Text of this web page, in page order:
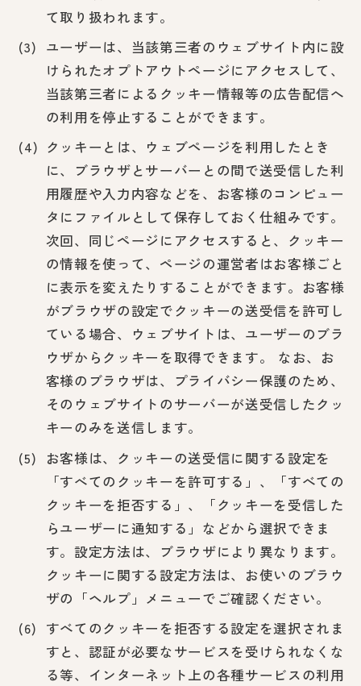
て取り扱われます。
ユーザーは、当該第三者のウェブサイト内に設
けられたオプトアウトページにアクセスして、
当該第三者によるクッキー情報等の広告配信へ
の利用を停止することができます。
クッキーとは、ウェブページを利用したとき
に、ブラウザとサーバーとの間で送受信した利
用履歴や入力内容などを、お客様のコンピュー
タにファイルとして保存しておく仕組みです。
次回、同じページにアクセスすると、クッキー
の情報を使って、ページの運営者はお客様ごと
に表示を変えたりすることができます。お客様
がブラウザの設定でクッキーの送受信を許可し
ている場合、ウェブサイトは、ユーザーのブラ
ウザからクッキーを取得できます。 なお、お
客様のブラウザは、プライバシー保護のため、
そのウェブサイトのサーバーが送受信したクッ
キーのみを送信します。
お客様は、クッキーの送受信に関する設定を
「すべてのクッキーを許可する」、「すべての
クッキーを拒否する」、「クッキーを受信した
らユーザーに通知する」などから選択できま
す。設定方法は、ブラウザにより異なります。
クッキーに関する設定方法は、お使いのブラウ
ザの「ヘルプ」メニューでご確認ください。
すべてのクッキーを拒否する設定を選択されま
すと、認証が必要なサービスを受けられなくな
る等、インターネット上の各種サービスの利用